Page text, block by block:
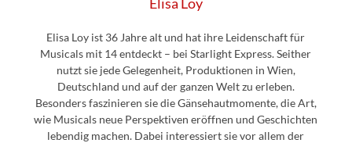
Elisa Loy ist 36 Jahre alt und hat ihre Leidenschaft für
Musicals mit 14 entdeckt – bei Starlight Express. Seither
nutzt sie jede Gelegenheit, Produktionen in Wien,
Deutschland und auf der ganzen Welt zu erleben.
Besonders faszinieren sie die Gänsehautmomente, die Art,
wie Musicals neue Perspektiven eröffnen und Geschichten
lebendig machen. Dabei interessiert sie vor allem der